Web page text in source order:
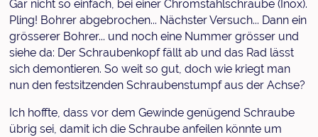
Gar nicht so einfach, bei einer Chromstahlschraube (Inox).
Pling! Bohrer abgebrochen... Nächster Versuch... Dann ein
grösserer Bohrer... und noch eine Nummer grösser und
siehe da: Der Schraubenkopf fällt ab und das Rad lässt
sich demontieren. So weit so gut, doch wie kriegt man
nun den festsitzenden Schraubenstumpf aus der Achse?
Ich hoffte, dass vor dem Gewinde genügend Schraube
übrig sei, damit ich die Schraube anfeilen könnte um